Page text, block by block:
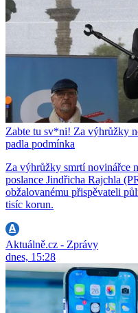
Zabte tu sv*ni! Za výhrůžky
padla podmínka
Za výhrůžky smrtí novinářce
poslance Jindřicha Rajchla
obžalovanému přispěvateli
tisíc korun.
Aktuálně.cz - Zprávy
dnes, 15:28